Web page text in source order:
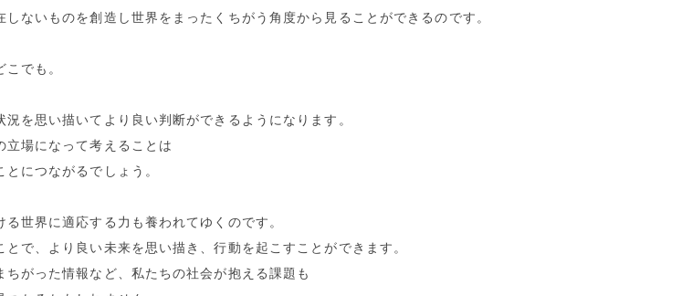
ないものを創造し世界をまったくちがう角度から見ることができるのです。
でも。
を思い描いてより良い判断ができるようになります。
場になって考えることは
につながるでしょう。
世界に適応する力も養われてゆくのです。
で、より良い未来を思い描き、行動を起こすことができます。
がった情報など、私たちの社会が抱える課題も